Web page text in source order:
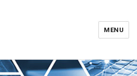
Hubert
MENU